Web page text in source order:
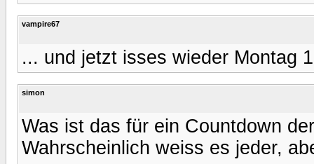
vampire67
... und jetzt isses wieder Montag
simon
Was ist das für ein Countdown
Wahrscheinlich weiss es jeder,